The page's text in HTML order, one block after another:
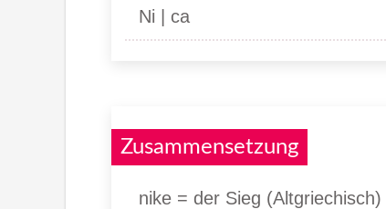
Ni | ca
Zusammensetzung
nike = der Sieg (Altgriechisch)